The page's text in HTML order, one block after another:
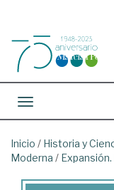
Toggle navigation
Inicio / Historia y
Moderna /